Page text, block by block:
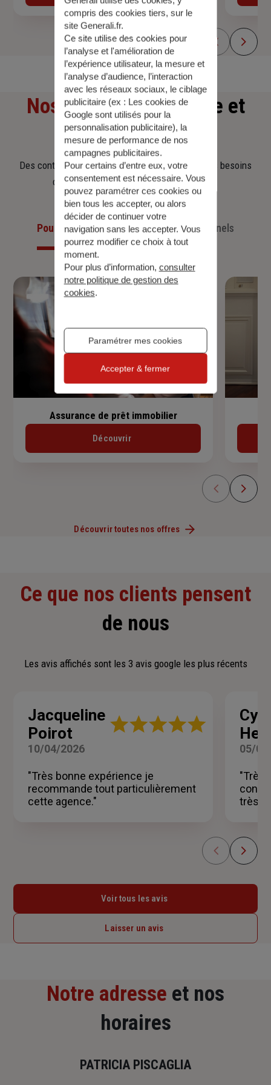
Nos offresd'assurance et
d'épargne
Des contrats clairs et flexibles pour sécuriser vos besoins
d’aujourd’hui et anticiper ceux de demain.
Pour les particuliers Pour les professionnels
Assurance de prêt immobilier
Découvrir
Découvrir toutes nos offres
Ce que nos clients pensent
de nous
Les avis affichés sont les 3 avis google les plus récents
Jacqueline
Poirot
Note
étoiles
10/04/2026
"Très bonne expérience je
recommande tout particulièrement
cette agence."
05/
"Très
très
Voir tous les avis
Laisser un avis
Notre adresse et nos
horaires
PATRICIA PISCAGLIA
compris des cookies tiers, sur le
site Generali.fr.
Ce site utilise des cookies pour
l’analyse et l'amélioration de
l’expérience utilisateur, la mesure et
l’analyse d’audience, l’interaction
avec les réseaux sociaux, le ciblage
publicitaire (ex : Les cookies de
Google sont utilisés pour la
personnalisation publicitaire), la
mesure de performance de nos
campagnes publicitaires.
Pour certains d’entre eux, votre
consentement est nécessaire. Vous
pouvez paramétrer ces cookies ou
bien tous les accepter, ou alors
décider de continuer votre
navigation sans les accepter. Vous
pourrez modifier ce choix à tout
moment.
Pour plus d’information, consulter
notre politique de gestion des
cookies.
Paramétrer mes cookies
Accepter & fermer